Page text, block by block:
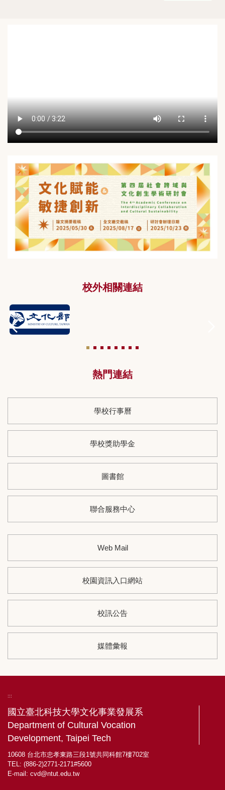
校外相關連結
熱門連結
學校行事曆
學校獎助學金
圖書館
聯合服務中心
Web Mail
校園資訊入口網站
校訊公告
媒體彙報
:::
國立臺北科技大學文化事業發展系
Department of Cultural Vocation
Development, Taipei Tech
10608 台北市忠孝東路三段1號共同科館7樓702室
TEL: (886-2)2771-2171#5600
E-mail: cvd@ntut.edu.tw